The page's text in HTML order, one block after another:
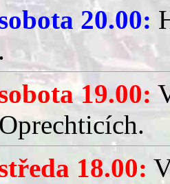
20.00:
19.00:
18.00: